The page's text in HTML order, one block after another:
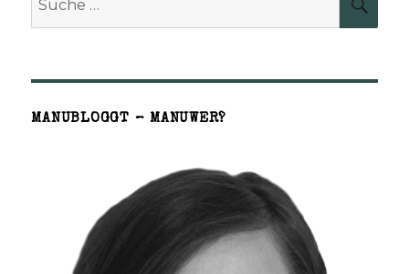
MANUBLOGGT – MANUWER?